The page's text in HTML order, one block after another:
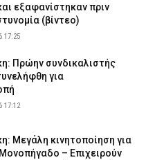
εξαφανίστηκαν πριν
(βίντεο)
17:25
Πρώην συνδικαλιστής
για
17:12
Μεγάλη κινητοποίηση για
– Επιχειρούν